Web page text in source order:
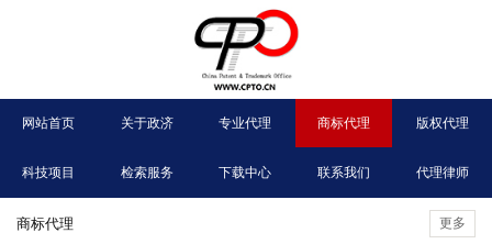
网站首页 关于政济 专业代理 商标代理 版权代理
科技项目 检索服务 下载中心 联系我们 代理律师
更多
商标代理